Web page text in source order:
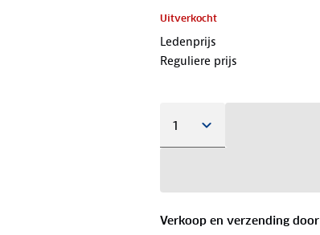
Uitverkocht
Ledenprijs
Reguliere prijs
Verkoop en verzending door